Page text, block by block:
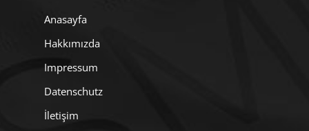
Anasayfa
Hakkımızda
Impressum
Datenschutz
İletişim